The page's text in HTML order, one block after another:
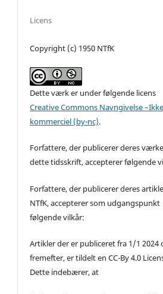
Licens
Copyright (c) 1950 NTfK
Dette værk er under følgende licens
Creative Commons Navngivelse
kommerciel (by-nc).
Forfattere, der publicerer deres
dette tidsskrift, accepterer følgende
Forfattere, der publicerer deres
NTfK, accepterer som udgangspunkt
følgende vilkår:
Artikler der er publiceret fra 1/1 2024
fremefter, er tildelt en CC-By 4.0
Dette indebærer, at